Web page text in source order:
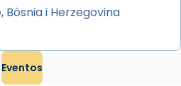
Bòsnia i Herzegovina
Eventos